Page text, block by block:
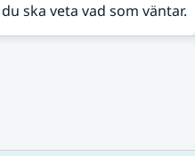
ska veta vad som väntar.